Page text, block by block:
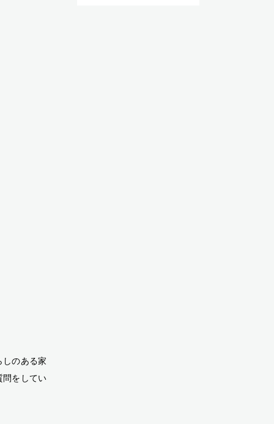
しのある家
問をしてい